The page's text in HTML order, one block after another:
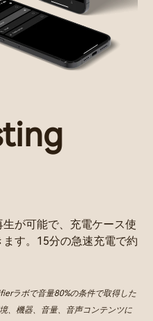
が可能で、充電ケース使
す。15分の急速充電で約
ラボで音量80%の条件で取得した
、機器、音量、音声コンテンツに